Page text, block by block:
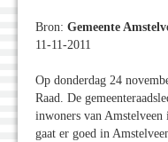
Bron: Gemeente
11-11-2011
Op donderdag 24
Raad. De
inwoners van Amstelveen
gaat er goed in